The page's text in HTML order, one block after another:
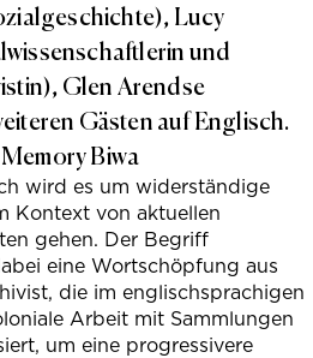
Lucy
und
Glen Arendse
Gästen auf Englisch.
Biwa
wird es um widerständige
Kontext von aktuellen
gehen. Der Begriff
eine Wortschöpfung aus
die im englischsprachigen
Arbeit mit Sammlungen
um eine progressivere